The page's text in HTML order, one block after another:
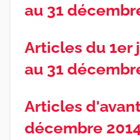
au 31
Articles du 1er
au 31
Articles
décembre